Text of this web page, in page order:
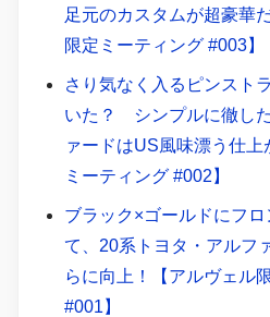
足元のカスタムが超豪華
限定ミーティング #003】
さり気なく入るピンスト
いた？ シンプルに徹し
ァードはUS風味漂う仕
ミーティング #002】
ブラック×ゴールドにフ
て、20系トヨタ・アルフ
らに向上！【アルヴェル
#001】